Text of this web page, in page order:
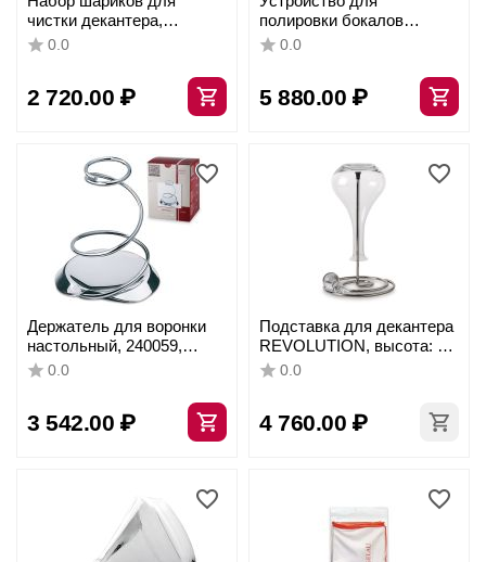
чистки декантера,
230241/1, PEUGEOT VIN,
0.0
2 720.00 ₽
полировки бокалов
(используется с
специальный силикон,
орех, Stolzle
0.0
5 880.00 ₽
Держатель для воронки
настольный, 240059,
PEUGEOT VIN, Франция
0.0
3 542.00 ₽
Подставка для декантера
REVOLUTION, высота: 33
см, материал:
240028, PEUGEOT VIN,
0.0
4 760.00 ₽